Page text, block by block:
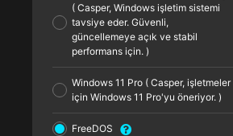
( Casper, Windows işletim sistemi
tavsiye eder. Güvenli,
güncellemeye açık ve stabil
performans için. )
Windows 11 Pro ( Casper, işletmeler
için Windows 11 Pro'yu öneriyor. )
FreeDOS